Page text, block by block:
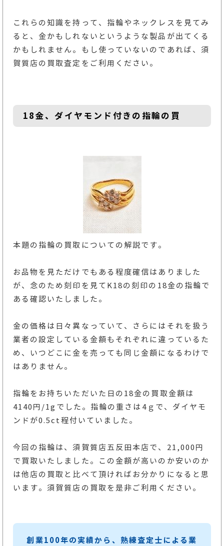
これらの知識を持って、指輪やネックレスを見てみ
ると、金かもしれないというような製品が出てくる
かもしれません。もし使っていないのであれば、須
賀質店の買取査定をご利用ください。
18金、ダイヤモンド付きの指輪の買
本題の指輪の買取についての解説です。
お品物を見ただけでもある程度確信はありました
が、念のため刻印を見てK18の刻印の18金の指輪で
ある確認いたしました。
金の価格は日々異なっていて、さらにはそれを扱う
業者の設定している金額もそれぞれに違っているた
め、いつどこに金を売っても同じ金額になるわけで
はありません。
指輪をお持ちいただいた日の18金の買取金額は
4140円/1gでした。指輪の重さは4ｇで、ダイヤモ
ンドが0.5ct程付いていました。
今回の指輪は、須賀質店五反田本店で、21,000円
で買取いたしました。この金額が高いのか安いのか
は他店の買取と比べて頂ければお分かりになると思
います。須賀質店の買取を是非ご利用ください。
創業100年の実績から、熟練査定士による業